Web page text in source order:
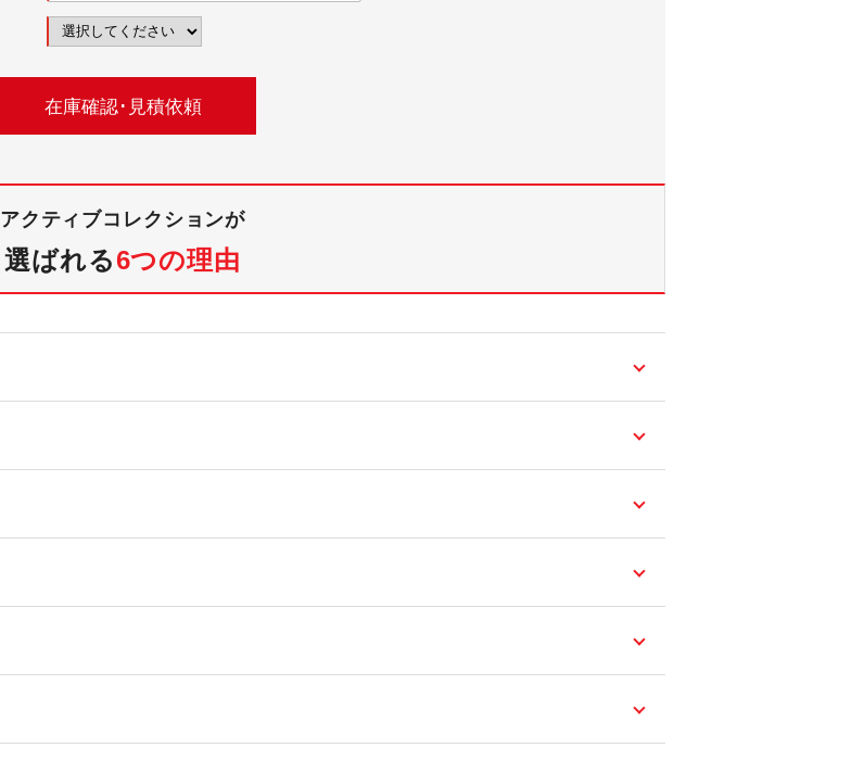
アクティブコレクションが
選ばれる6つの理由